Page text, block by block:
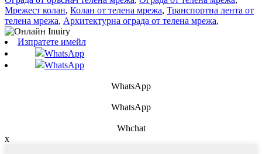
Мрежест колан, Колан от телена мрежа, Транспортна лента от
телена мрежа, Архитектурна ограда от телена мрежа,
Изпратете имейл
WhatsApp
WhatsApp
WhatsApp
WhatsApp
Whchat
x